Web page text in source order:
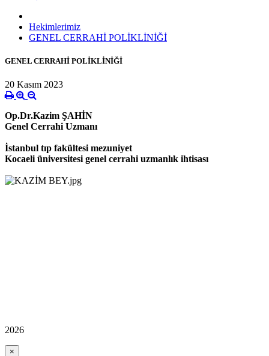
Hekimlerimiz
GENEL CERRAHİ POLİKLİNİĞİ
GENEL CERRAHİ POLİKLİNİĞİ
20 Kasım 2023
Op.Dr.Kazim ŞAHİN
Genel Cerrahi Uzmanı
İstanbul tıp fakültesi mezuniyet
Kocaeli üniversitesi genel cerrahi uzmanlık ihtisası
2026
×